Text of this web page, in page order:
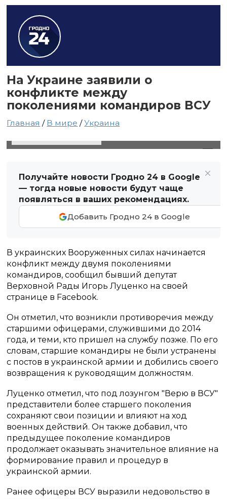
На Украине заявили о
конфликте между
поколениями командиров ВСУ
Главная / В мире /Украина
Получайте новости Гродно 24 в Google
— тогда новые новости будут чаще
появляться в ваших рекомендациях.
Добавить Гродно 24 в Google
В украинских Вооруженных силах начинается
конфликт между двумя поколениями
командиров, сообщил бывший депутат
Верховной Рады Игорь Луценко на своей
странице в Facebook.
Он отметил, что возникли противоречия между
старшими офицерами, служившими до 2014
года, и теми, кто пришел на службу позже. По его
словам, старшие командиры не были устранены
с постов в украинской армии и добились своего
возвращения к руководящим должностям.
Луценко отметил, что под лозунгом "Верю в ВСУ"
представители более старшего поколения
сохраняют свои позиции и влияют на ход
военных действий. Он также добавил, что
предыдущее поколение командиров
продолжает оказывать значительное влияние на
формирование правил и процедур в
украинской армии.
Ранее офицеры ВСУ выразили недовольство в